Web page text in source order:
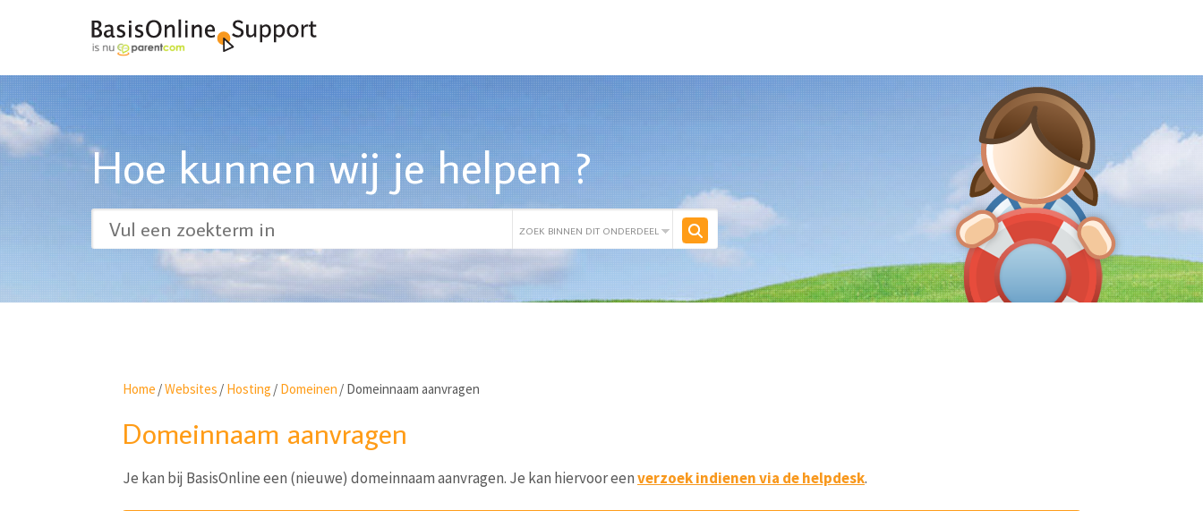
Hoe kunnen wij je helpen ?
Home /Websites / Hosting / Domeinen / Domeinnaam aanvragen
Domeinnaam aanvragen
Je kan bij BasisOnline een (nieuwe) domeinnaam aanvragen. Je kan hiervoor eenverzoek indienen via de helpdesk.